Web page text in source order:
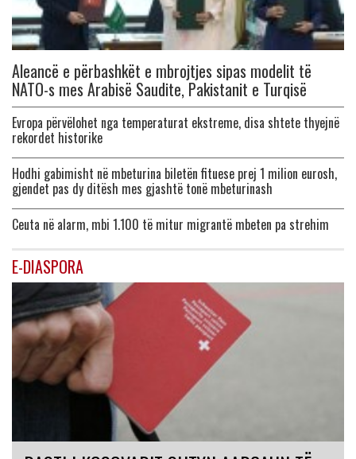
Aleancë e përbashkët e mbrojtjes sipas modelit të
NATO-s mes Arabisë Saudite, Pakistanit e Turqisë
Evropa përvëlohet nga temperaturat ekstreme, disa shtete thyejnë
rekordet historike
Hodhi gabimisht në mbeturina biletën fituese prej 1 milion eurosh,
gjendet pas dy ditësh mes gjashtë tonë mbeturinash
Ceuta në alarm, mbi 1.100 të mitur migrantë mbeten pa strehim
E-DIASPORA